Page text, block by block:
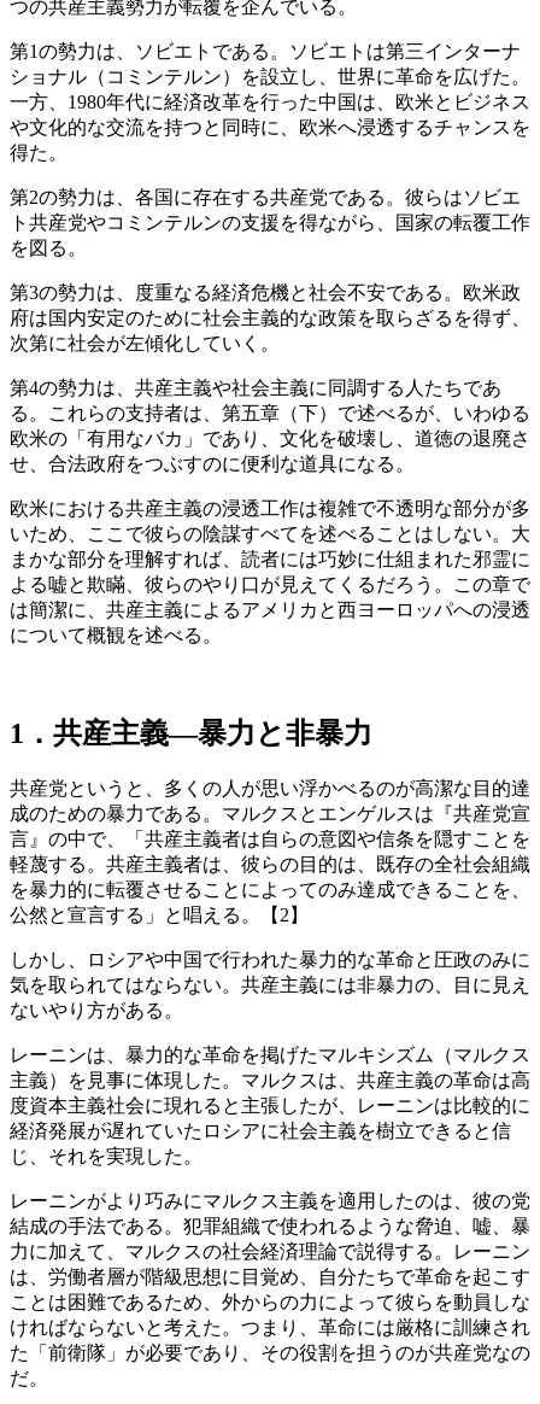
つの共産主義勢力が転覆を企んでいる。
第1の勢力は、ソビエトである。ソビエトは第三インターナ
ショナル（コミンテルン）を設立し、世界に革命を広げた。
一方、1980年代に経済改革を行った中国は、欧米とビジネス
や文化的な交流を持つと同時に、欧米へ浸透するチャンスを
得た。
第2の勢力は、各国に存在する共産党である。彼らはソビエ
ト共産党やコミンテルンの支援を得ながら、国家の転覆工作
を図る。
第3の勢力は、度重なる経済危機と社会不安である。欧米政
府は国内安定のために社会主義的な政策を取らざるを得ず、
次第に社会が左傾化していく。
第4の勢力は、共産主義や社会主義に同調する人たちであ
る。これらの支持者は、第五章（下）で述べるが、いわゆる
欧米の「有用なバカ」であり、文化を破壊し、道徳の退廃さ
せ、合法政府をつぶすのに便利な道具になる。
欧米における共産主義の浸透工作は複雑で不透明な部分が多
いため、ここで彼らの陰謀すべてを述べることはしない。大
まかな部分を理解すれば、読者には巧妙に仕組まれた邪霊に
よる嘘と欺瞞、彼らのやり口が見えてくるだろう。この章で
は簡潔に、共産主義によるアメリカと西ヨーロッパへの浸透
について概観を述べる。
1．共産主義―暴力と非暴力
共産党というと、多くの人が思い浮かべるのが高潔な目的達
成のための暴力である。マルクスとエンゲルスは『共産党宣
言』の中で、「共産主義者は自らの意図や信条を隠すことを
軽蔑する。共産主義者は、彼らの目的は、既存の全社会組織
を暴力的に転覆させることによってのみ達成できることを、
公然と宣言する」と唱える。【2】
しかし、ロシアや中国で行われた暴力的な革命と圧政のみに
気を取られてはならない。共産主義には非暴力の、目に見え
ないやり方がある。
レーニンは、暴力的な革命を掲げたマルキシズム（マルクス
主義）を見事に体現した。マルクスは、共産主義の革命は高
度資本主義社会に現れると主張したが、レーニンは比較的に
経済発展が遅れていたロシアに社会主義を樹立できると信
じ、それを実現した。
レーニンがより巧みにマルクス主義を適用したのは、彼の党
結成の手法である。犯罪組織で使われるような脅迫、嘘、暴
力に加えて、マルクスの社会経済理論で説得する。レーニン
は、労働者層が階級思想に目覚め、自分たちで革命を起こす
ことは困難であるため、外からの力によって彼らを動員しな
ければならないと考えた。つまり、革命には厳格に訓練され
た「前衛隊」が必要であり、その役割を担うのが共産党なの
だ。